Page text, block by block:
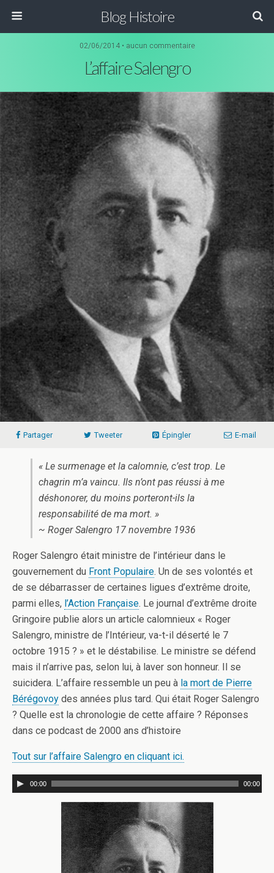
Blog Histoire
02/06/2014 • aucun commentaire
L’affaire Salengro
Partager Tweeter Épingler E-mail
« Le surmenage et la calomnie, c’est trop. Le
chagrin m’a vaincu. Ils n’ont pas réussi à me
déshonorer, du moins porteront-ils la
responsabilité de ma mort. »
~ Roger Salengro 17 novembre 1936
Roger Salengro était ministre de l’intérieur dans le
gouvernement du Front Populaire. Un de ses volontés et
de se débarrasser de certaines ligues d’extrême droite,
parmi elles, l’Action Française. Le journal d’extrême droite
Gringoire publie alors un article calomnieux « Roger
Salengro, ministre de l’Intérieur, va-t-il déserté le 7
octobre 1915 ? » et le déstabilise. Le ministre se défend
mais il n’arrive pas, selon lui, à laver son honneur. Il se
suicidera. L’affaire ressemble un peu à la mort de Pierre
Bérégovoy des années plus tard. Qui était Roger Salengro
? Quelle est la chronologie de cette affaire ? Réponses
dans ce podcast de 2000 ans d’histoire
Tout sur l’affaire Salengro en cliquant ici.
00:00 00:00